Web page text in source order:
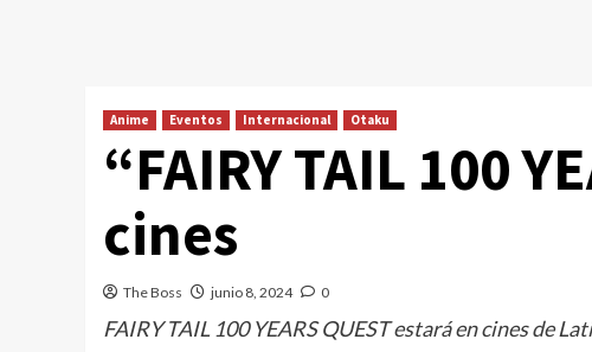
Anime Eventos Internacional Otaku
“FAIRY TAIL 100
cines
The Boss junio 8, 2024 0
FAIRY TAIL 100 YEARS QUEST estará en cines de